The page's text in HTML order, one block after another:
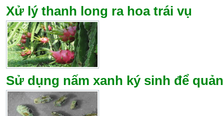
Xử lý thanh long ra hoa trái vụ
Sử dụng nấm xanh ký sinh để